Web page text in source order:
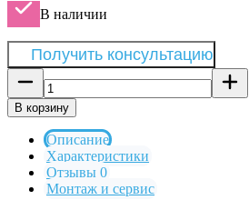
В наличии
Получить консультацию
В корзину
Описание
Характеристики
Отзывы 0
Монтаж и сервис